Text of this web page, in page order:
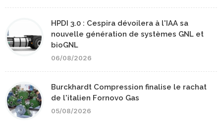
HPDI 3.0 : Cespira dévoilera à l'IAA sa
nouvelle génération de systèmes GNL et
bioGNL
06/08/2026
Burckhardt Compression finalise le rachat
de l'italien Fornovo Gas
05/08/2026